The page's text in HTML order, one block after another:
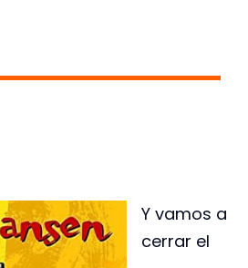
Y vamos a
cerrar el